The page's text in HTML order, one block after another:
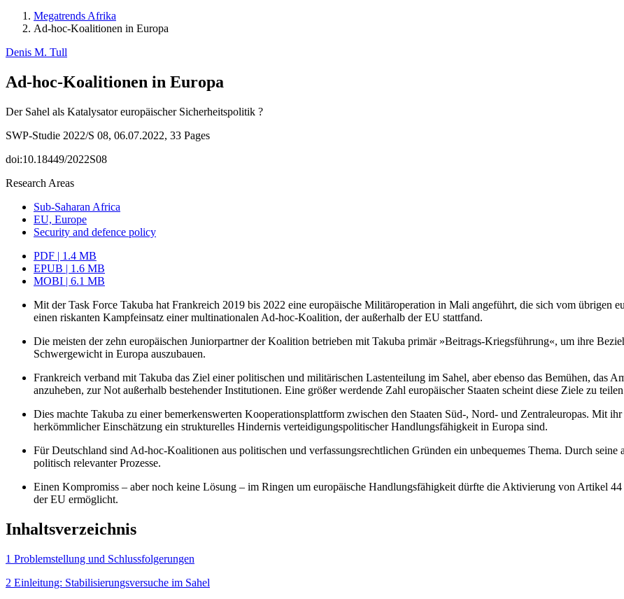
Megatrends Afrika
Ad-hoc-Koalitionen in Europa
Denis M. Tull
Ad-hoc-Koalitionen in Europa
Der Sahel als Katalysator europäischer Sicherheitspolitik ?
SWP-Studie 2022/S 08, 06.07.2022, 33 Pages
doi:10.18449/2022S08
Research Areas
Sub-Saharan Africa
EU, Europe
Security and defence policy
PDF | 1.4 MB
EPUB | 1.6 MB
MOBI | 6.1 MB
Mit der Task Force Takuba hat Frankreich 2019 bis 2022 eine europäische Militäroperation in Mali angeführt, die sich vom übrigen
einen riskanten Kampfeinsatz einer multinationalen Ad-hoc-Koalition, der außerhalb der EU stattfand.
Die meisten der zehn europäischen Juniorpartner der Koalition betrieben mit Takuba primär »Beitrags-Kriegsführung«, um ihre
Schwergewicht in Europa auszubauen.
Frankreich verband mit Takuba das Ziel einer politischen und militärischen Lastenteilung im Sahel, aber ebenso das Bemühen, das
anzuheben, zur Not außerhalb bestehender Institutionen. Eine größer werdende Zahl europäischer Staaten scheint diese Ziele zu
Dies machte Takuba zu einer bemerkenswerten Kooperationsplattform zwischen den Staaten Süd-, Nord- und Zentraleuropas. Mit
herkömm­licher Einschätzung ein strukturelles Hindernis verteidigungspolitischer Handlungsfähigkeit in Europa sind.
Für Deutschland sind Ad-hoc-Koalitionen aus politischen und verfassungs­rechtlichen Gründen ein unbequemes Thema. Durch
politisch relevanter Prozesse.
Einen Kompromiss – aber noch keine Lösung – im Ringen um euro­päische Handlungsfähigkeit dürfte die Aktivierung von Artikel
der EU ermöglicht.
Inhaltsverzeichnis
1 Problemstellung und Schlussfolgerungen
2 Einleitung: Stabilisierungs­versuche im Sahel